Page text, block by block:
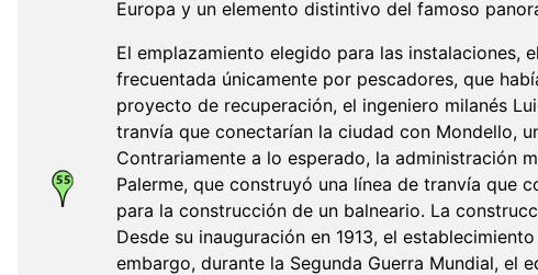
Europa y un elemento distintivo del famoso
El emplazamiento elegido para las instalaciones,
frecuentada únicamente por pescadores, que
proyecto de recuperación, el ingeniero milanés
tranvía que conectarían la ciudad con Mondello,
Contrariamente a lo esperado, la administración
Palerme, que construyó una línea de tranvía que
para la construcción de un balneario. La
Desde su inauguración en 1913, el
embargo, durante la Segunda Guerra Mundial,